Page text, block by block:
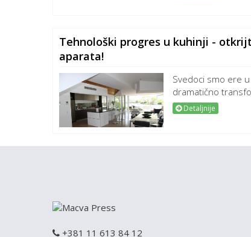
Tehnološki progres u kuhinji -
aparata!
Svedoci smo ere
dramatično
Detaljnije
+381 11 613 84 12